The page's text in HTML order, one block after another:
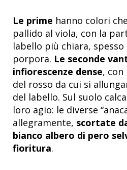
Le prime hanno colori
pallido al viola, con la
labello più chiara,
porpora. Le seconde
infiorescenze dense, con
del rosso da cui si
del labello. Sul suolo
loro agio: le diverse
allegramente, scortate
bianco albero di pero
fioritura.